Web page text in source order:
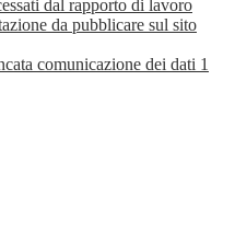
dal rapporto di lavoro
da pubblicare sul sito
comunicazione dei dati 1